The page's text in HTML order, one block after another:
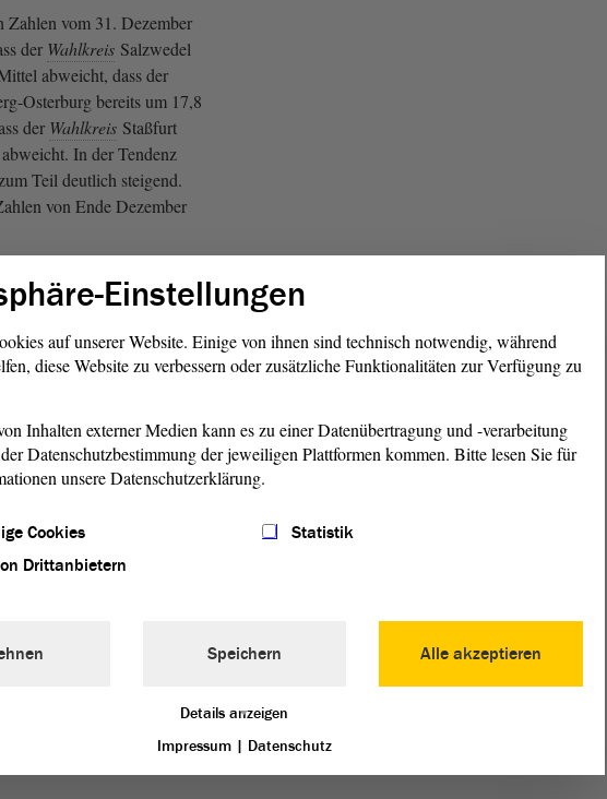
Zahlen vom 31. Dezember
der Wahlkreis Salzwedel
abweicht, dass der
Osterburg bereits um 17,8
der Wahlkreis Staßfurt
In der Tendenz
Teil deutlich steigend.
von Ende Dezember
davon ausgehen, dass
die 20-%-
haben. Das ist ein
Gleichheit der Wahl.
Gesetzentwurf der
ausdrücklich für nicht
werden wir uns bei
der Stimme enthalten.
gute Tradition hier
eine
hinzubekommen.
getan. Aber dafür hätte die
Einstellungen
auf unserer Website. Einige von ihnen sind technisch notwendig, während
diese Website zu verbessern oder zusätzliche Funktionalitäten zur Verfügung zu
Inhalten externer Medien kann es zu einer Datenübertragung und -verarbeitung
Datenschutzbestimmung der jeweiligen Plattformen kommen. Bitte lesen Sie für
unsere Datenschutzerklärung.
Cookies
Statistik
Drittanbietern
Alle akzeptieren
Speichern
Details anzeigen
Impressum | Datenschutz